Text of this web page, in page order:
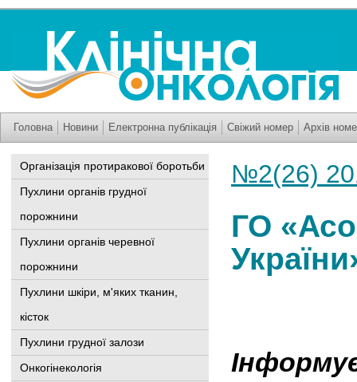
Головна Новини Електронна публікація Свіжий номер Архів
Організація протиракової боротьби
Пухлини органів грудної
порожнини
Пухлини органів черевної
порожнини
Пухлини шкіри, м'яких тканин,
кісток
Пухлини грудної залози
Онкогінекологія
№2(26)
ГО